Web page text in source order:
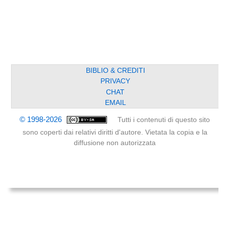
BIBLIO & CREDITI
PRIVACY
CHAT
EMAIL
© 1998-2026
Tutti i contenuti di questo sito
sono coperti dai relativi diritti d'autore. Vietata la copia e la
diffusione non autorizzata